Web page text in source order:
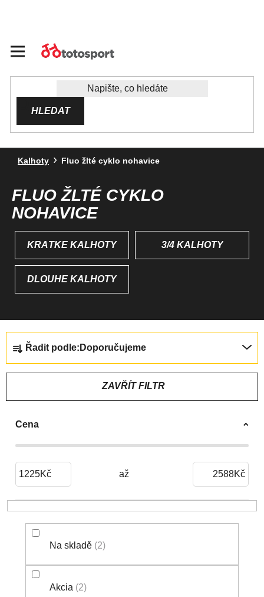
HLEDAT
Kalhoty Fluo žlté cyklo nohavice
FLUO ŽLTÉ CYKLO
NOHAVICE
KRÁTKÉ KALHOTY 3/4 KALHOTY
DLOUHÉ KALHOTY
A
Z
N
O
K
Řadit podle: Doporučujeme
ZAVŘÍT FILTR
Cena
1225Kč 2588Kč
Na skladě 2
Akcia 2